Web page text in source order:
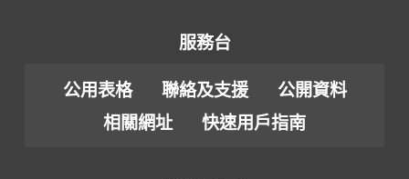
服務台
公用表格 聯絡及支援
公開資料
相關網址
快速用戶指南